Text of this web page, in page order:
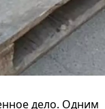
дело. Одним